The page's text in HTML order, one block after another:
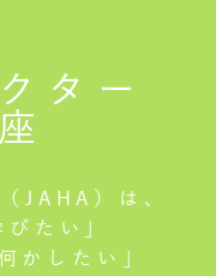
ター
JAHA）は、
たい」
かしたい」